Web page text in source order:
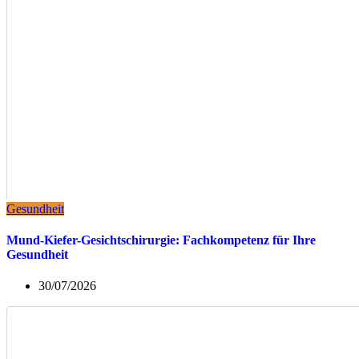
Gesundheit
Mund-Kiefer-Gesichtschirurgie: Fachkompetenz für Ihre
Gesundheit
30/07/2026